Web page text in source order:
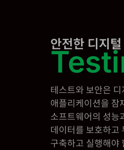
안전한 디지
테스트와 보안은
애플리케이션을 잠
소프트웨어의 성능
데이터를 보호하고
구축하고 실행해야